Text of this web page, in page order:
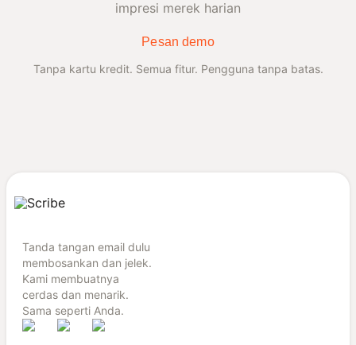
impresi merek harian
Pesan demo
Tanpa kartu kredit. Semua fitur. Pengguna tanpa batas.
Tanda tangan email dulu
membosankan dan jelek.
Kami membuatnya
cerdas dan menarik.
Sama seperti Anda.